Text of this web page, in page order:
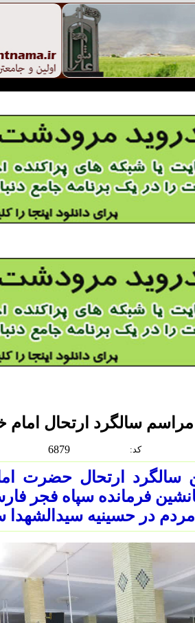
سالگرد ارتحال امام
6879 :كد
ارتحال حضرت
فرمانده سپاه فجر
در حسینیه سیدالشهدا